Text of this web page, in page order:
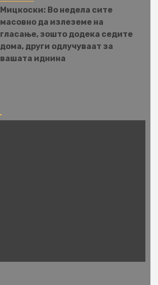
Мицкоски: Во недела сите
масовно да излеземе на
гласање, зошто додека седите
дома, други одлучуваат за
вашата иднина